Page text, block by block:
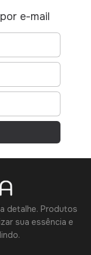
e-mail
detalhe. Produtos
sua essência e